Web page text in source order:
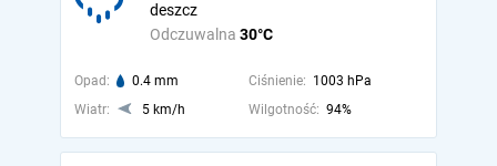
Odczuwalna 30°C
deszcz
Opad: 0.4 mm Ciśnienie: 1003 hPa
Wiatr:
5 km/h Wilgotność: 94%